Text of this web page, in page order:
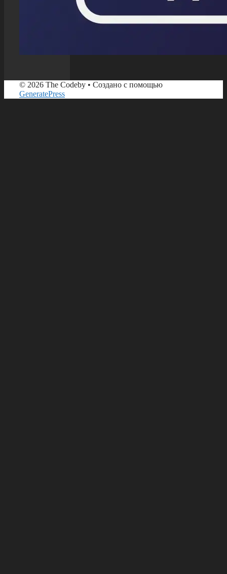
© 2026 The Codeby • Создано с помощью
GeneratePress